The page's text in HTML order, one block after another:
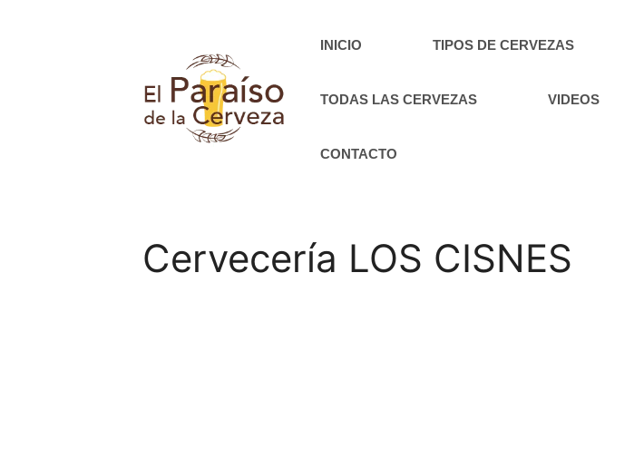
INICIO TIPOS DE CERVEZAS
TODAS LAS CERVEZAS VIDEOS
CONTACTO
Cervecería LOS CISNES